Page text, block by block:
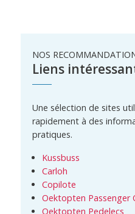
Liens
NOS
Une sélection de sites
rapidement à des
pratiques.
Kussbuss
Carloh
Copilote
Oektopten Passenger
Oektopten Pedelecs